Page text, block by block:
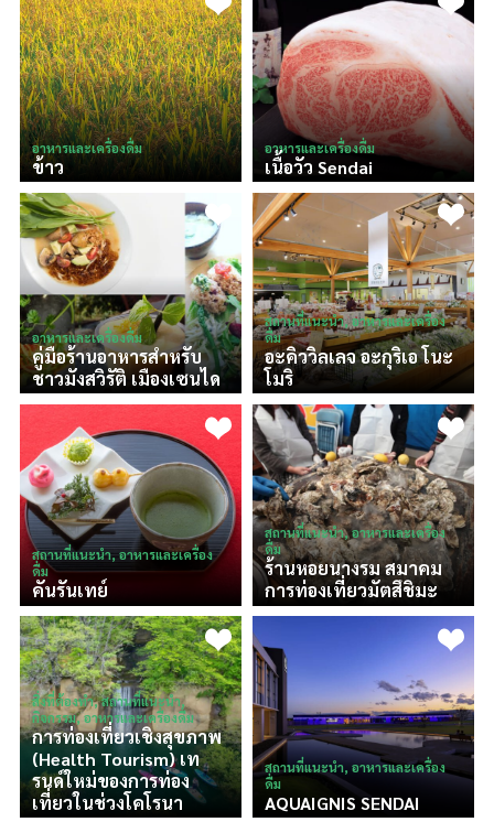
อาหารและเครื่องดื่ม
ข้าว
อาหารและเครื่องดื่ม
เนื้อวัว Sendai
อาหารและเครื่องดื่ม
คู่มือร้านอาหารสำหรับ
ชาวมังสวิรัติ เมืองเซนได
สถานที่แนะนำ, อาหารและเครื่อง
ดื่ม
อะคิววิลเลจ อะกุริเอ โนะ
โมริ
สถานที่แนะนำ, อาหารและเครื่อง
ดื่ม
คันรันเทย์
สถานที่แนะนำ, อาหารและเครื่อง
ดื่ม
ร้านหอยนางรม สมาคม
การท่องเที่ยวมัตสึชิมะ
สิ่งที่ต้องทำ, สถานที่แนะนำ,
กิจกรรม, อาหารและเครื่องดื่ม
การท่องเที่ยวเชิงสุขภาพ
(Health Tourism) เท
รนด์ใหม่ของการท่อง
เที่ยวในช่วงโคโรนา
สถานที่แนะนำ, อาหารและเครื่อง
ดื่ม
AQUAIGNIS SENDAI